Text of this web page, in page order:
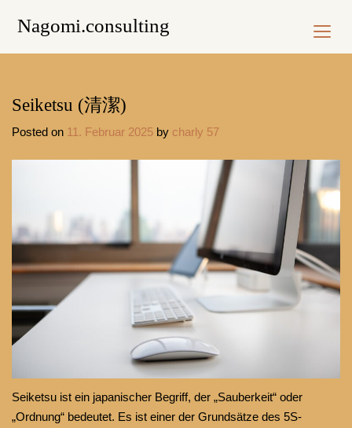
Nagomi.consulting
Seiketsu (清潔)
Posted on 11. Februar 2025 by charly 57
Seiketsu ist ein japanischer Begriff, der „Sauberkeit“ oder
„Ordnung“ bedeutet. Es ist einer der Grundsätze des 5S-